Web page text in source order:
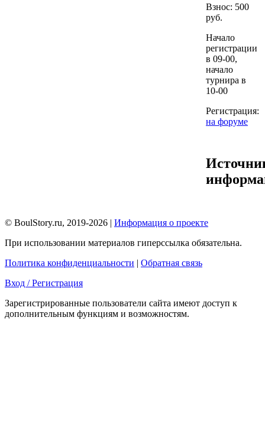
Взнос: 500
руб.
Начало
регистрации
в 09-00,
начало
турнира в
10-00
Регистрация:
на форуме
© BoulStory.ru, 2019-2026 | Информация о проекте
При использовании материалов гиперссылка обязательна.
Политика конфиденциальности | Обратная связь
Вход / Регистрация
Зарегистрированные пользователи сайта имеют доступ к
дополнительным функциям и возможностям.